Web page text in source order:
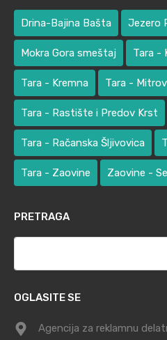
Drina-Bajina Bašta Jezero
Mokra Gora smeštaj Tara -
Tara - Kremna Tara -
Tara - Rastište i Predov Krst
Tara - Račanska Šljivovica
Tara - Zaovine Zaovine -
PRETRAGA
OGLASITE SE
Agencija za reklamnu